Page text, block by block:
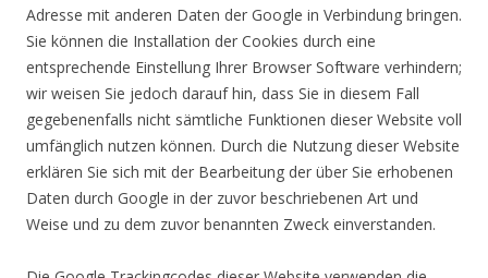
Adresse mit anderen Daten der Google in Verbindung bringen.
Sie können die Installation der Cookies durch eine
entsprechende Einstellung Ihrer Browser Software verhindern;
wir weisen Sie jedoch darauf hin, dass Sie in diesem Fall
gegebenenfalls nicht sämtliche Funktionen dieser Website voll
umfänglich nutzen können. Durch die Nutzung dieser Website
erklären Sie sich mit der Bearbeitung der über Sie erhobenen
Daten durch Google in der zuvor beschriebenen Art und
Weise und zu dem zuvor benannten Zweck einverstanden.